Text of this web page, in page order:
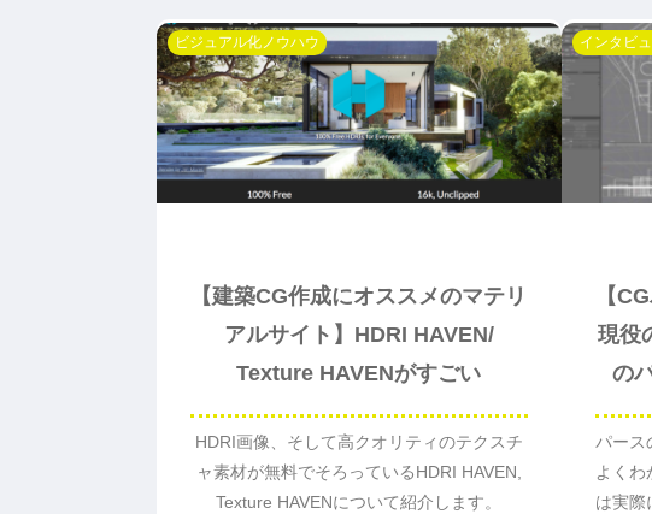
ビジュアル化ノウハウ
【建築CG作成にオススメのマテリ
アルサイト】HDRI HAVEN/
Texture HAVENがすごい
HDRI画像、そして高クオリティのテクスチ
ャ素材が無料でそろっているHDRI HAVEN,
Texture HAVENについて紹介します。
インタビ
【
現役
の
パース
よくわ
は実際